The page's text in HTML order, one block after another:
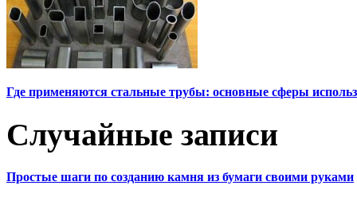
Где применяются стальные трубы: основные сферы
Случайные записи
Простые шаги по созданию камня из бумаги своими руками